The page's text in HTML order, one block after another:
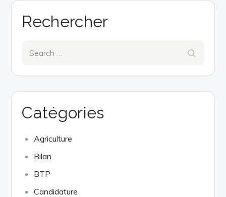
Rechercher
Catégories
Agriculture
Bilan
BTP
Candidature